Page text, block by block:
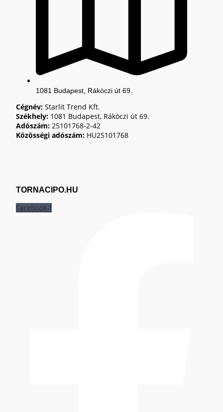
1081 Budapest, Rákóczi út 69.
Cégnév: Starlit Trend Kft.
Székhely: 1081 Budapest, Rákóczi út 69.
Adószám: 25101768-2-42
Közösségi adószám: HU25101768
TORNACIPO.HU
Facebook-f